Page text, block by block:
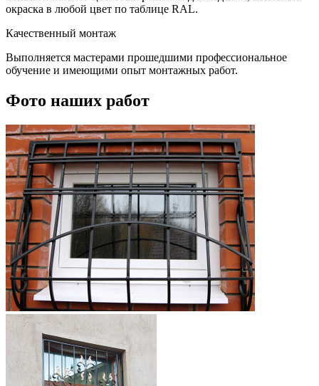
окраска в любой цвет по таблице RAL.
Качественный монтаж
Выполняется мастерами прошедшими профессиональное
обучение и имеющими опыт монтажных работ.
Фото наших работ